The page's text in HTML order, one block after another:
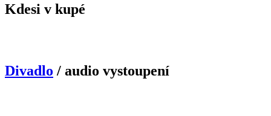
Kdesi v kupé
Divadlo / audio vystoupení